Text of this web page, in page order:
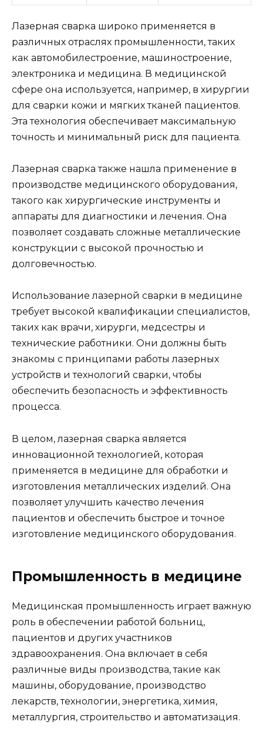
Лазерная сварка широко применяется в
различных отраслях промышленности, таких
как автомобилестроение, машиностроение,
электроника и медицина. В медицинской
сфере она используется, например, в хирургии
для сварки кожи и мягких тканей пациентов.
Эта технология обеспечивает максимальную
точность и минимальный риск для пациента.
Лазерная сварка также нашла применение в
производстве медицинского оборудования,
такого как хирургические инструменты и
аппараты для диагностики и лечения. Она
позволяет создавать сложные металлические
конструкции с высокой прочностью и
долговечностью.
Использование лазерной сварки в медицине
требует высокой квалификации специалистов,
таких как врачи, хирурги, медсестры и
технические работники. Они должны быть
знакомы с принципами работы лазерных
устройств и технологий сварки, чтобы
обеспечить безопасность и эффективность
процесса.
В целом, лазерная сварка является
инновационной технологией, которая
применяется в медицине для обработки и
изготовления металлических изделий. Она
позволяет улучшить качество лечения
пациентов и обеспечить быстрое и точное
изготовление медицинского оборудования.
Промышленность в медицине
Медицинская промышленность играет важную
роль в обеспечении работой больниц,
пациентов и других участников
здравоохранения. Она включает в себя
различные виды производства, такие как
машины, оборудование, производство
лекарств, технологии, энергетика, химия,
металлургия, строительство и автоматизация.